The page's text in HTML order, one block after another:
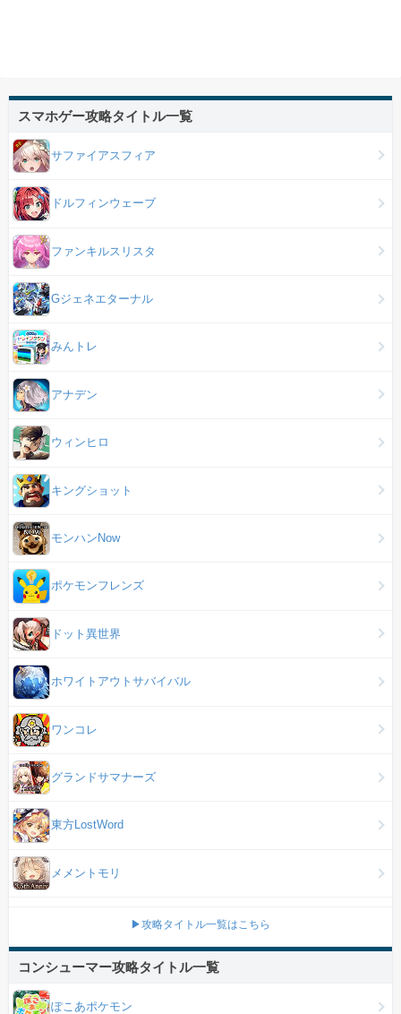
スマホゲー攻略タイトル一覧
サファイアスフィア
ドルフィンウェーブ
ファンキルスリスタ
Gジェネエターナル
みんトレ
アナデン
ウィンヒロ
キングショット
モンハンNow
ポケモンフレンズ
ドット異世界
ホワイトアウトサバイバル
ワンコレ
グランドサマナーズ
東方LostWord
メメントモリ
▶攻略タイトル一覧はこちら
コンシューマー攻略タイトル一覧
ぽこあポケモン